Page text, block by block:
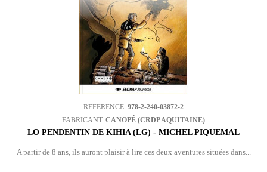
REFERENCE: 978-2-240-03872-2
FABRICANT: CANOPÉ (CRDP AQUITAINE)
LO PENDENTIN DE KIHIA (LG) - MICHEL PIQUEMAL
A partir de 8 ans, ils auront plaisir à lire ces deux aventures situées dans...